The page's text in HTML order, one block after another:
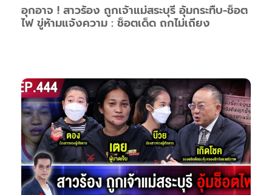
อุกอาจ ! สาวร้อง ถูกเจ้าแม่สระบุรี อุ้มกระทืบ-ช็อต
ไฟ ขู่ห้ามแจ้งความ : ช็อตเด็ด ถกไม่เถียง